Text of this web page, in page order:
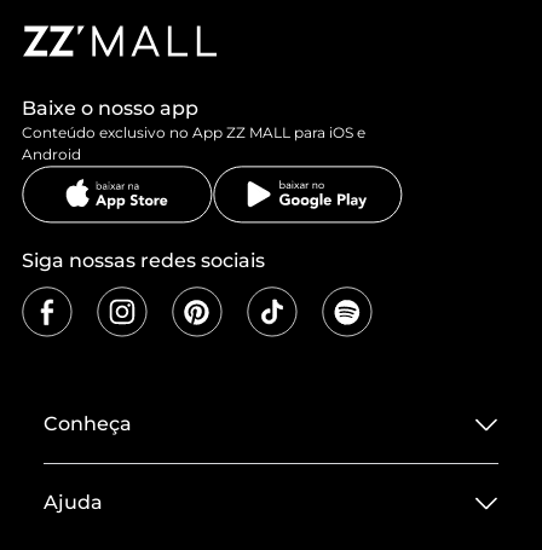
Baixe o nosso app
Conteúdo exclusivo no App ZZ MALL para iOS e
Android
Siga nossas redes sociais
Conheça
Termos de Uso
Ajuda